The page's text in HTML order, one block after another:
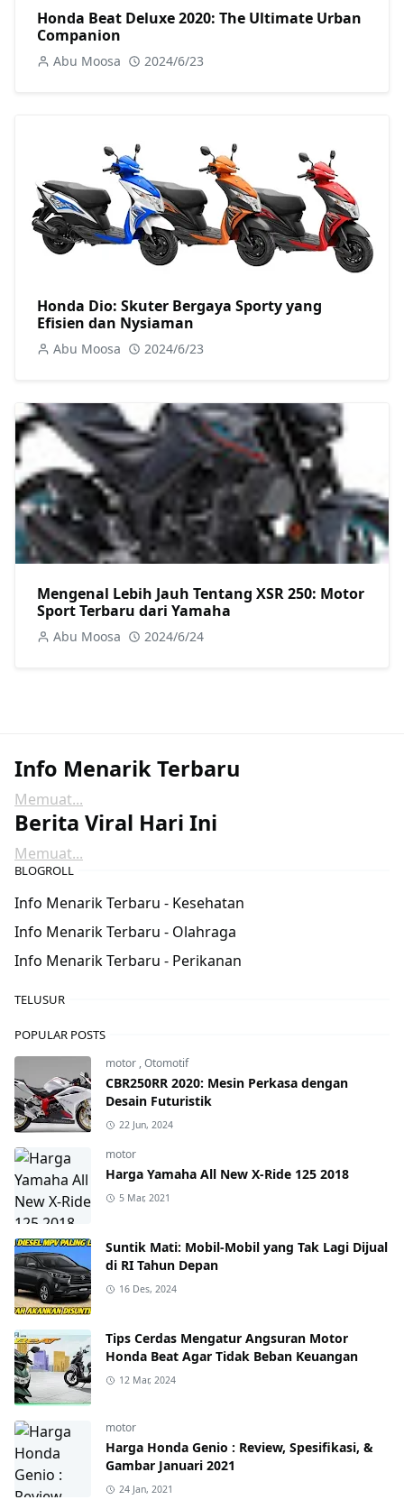
Honda Beat Deluxe 2020: The Ultimate Urban
Companion
Abu Moosa 2024/6/23
Honda Dio: Skuter Bergaya Sporty yang
Efisien dan Nysiaman
Abu Moosa 2024/6/23
Mengenal Lebih Jauh Tentang XSR 250: Motor
Sport Terbaru dari Yamaha
Abu Moosa 2024/6/24
Info Menarik Terbaru
Memuat...
Berita Viral Hari Ini
Memuat...
BLOGROLL
Info Menarik Terbaru - Kesehatan
Info Menarik Terbaru - Olahraga
Info Menarik Terbaru - Perikanan
TELUSUR
POPULAR POSTS
motor ,Otomotif
CBR250RR 2020: Mesin Perkasa dengan
Desain Futuristik
22 Jun, 2024
motor
Harga Yamaha All New X-Ride 125 2018
5 Mar, 2021
Suntik Mati: Mobil-Mobil yang Tak Lagi Dijual
di RI Tahun Depan
16 Des, 2024
Tips Cerdas Mengatur Angsuran Motor
Honda Beat Agar Tidak Beban Keuangan
12 Mar, 2024
motor
Harga Honda Genio : Review, Spesifikasi, &
Gambar Januari 2021
24 Jan, 2021